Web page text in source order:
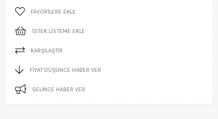
FAVORILERE EKLE
İSTEK LISTEME EKLE
KARŞILAŞTIR
FIYAT DÜŞÜNCE HABER VER
GELINCE HABER VER